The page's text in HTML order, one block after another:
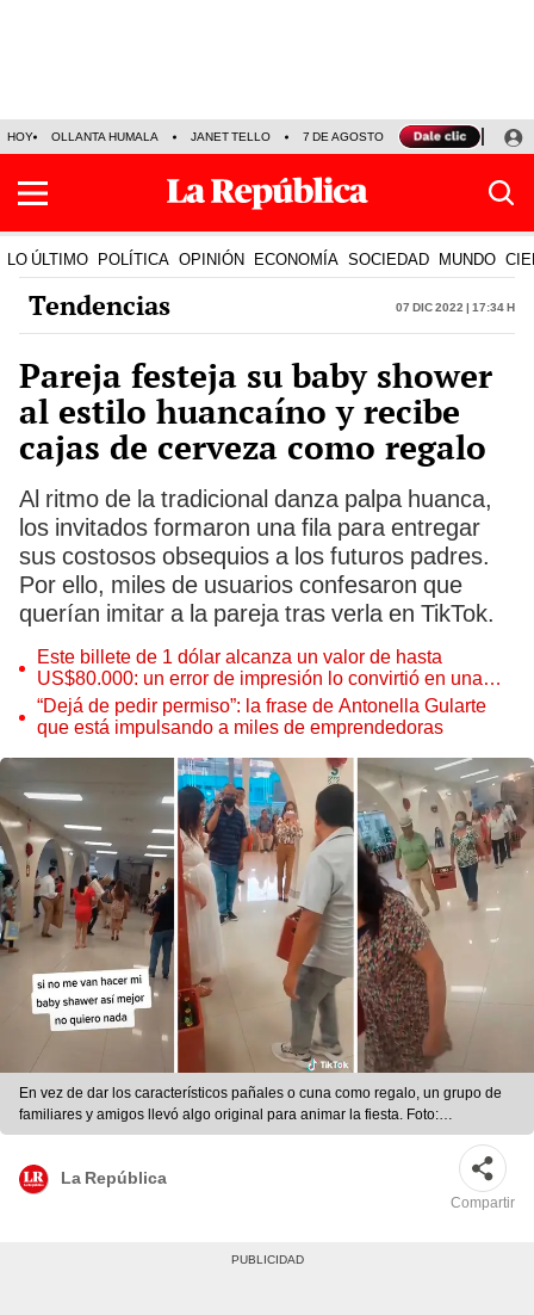
HOY OLLANTA HUMALA JANET TELLO 7 DE AGOSTO TINKA RESULTADOS
LO ÚLTIMO POLÍTICA OPINIÓN ECONOMÍA SOCIEDAD MUNDO
Tendencias 07 Dic 2022 | 17:34 h
Pareja festeja su baby shower
al estilo huancaíno y recibe
cajas de cerveza como regalo
Al ritmo de la tradicional danza palpa huanca,
los invitados formaron una fila para entregar
sus costosos obsequios a los futuros padres.
Por ello, miles de usuarios confesaron que
querían imitar a la pareja tras verla en TikTok.
Este billete de 1 dólar alcanza un valor de hasta
US$80.000: un error de impresión lo convirtió en una
pieza única que hoy buscan coleccionistas de todo el
mundo
“Dejá de pedir permiso”: la frase de Antonella Gularte
que está impulsando a miles de emprendedoras
En vez de dar los característicos pañales o cuna como regalo, un grupo de
familiares y amigos llevó algo original para animar la fiesta. Foto:
composición LR/TikTok/@terrylopez23
La República
Compartir